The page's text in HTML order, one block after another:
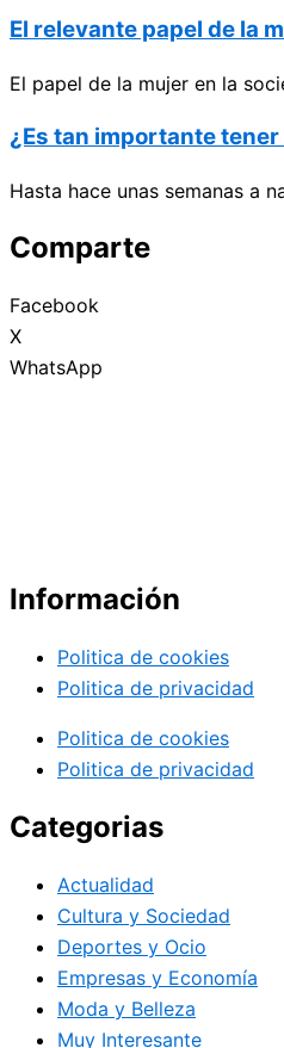
El relevante papel de la
El papel de la mujer en la
¿Es tan importante
Hasta hace unas semanas a
Comparte
Facebook
X
WhatsApp
Información
Politica de cookies
Politica de privacidad
Politica de cookies
Politica de privacidad
Categorias
Actualidad
Cultura y Sociedad
Deportes y Ocio
Empresas y Economía
Moda y Belleza
Muy Interesante